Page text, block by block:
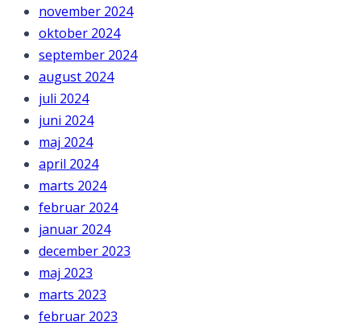
november 2024
oktober 2024
september 2024
august 2024
juli 2024
juni 2024
maj 2024
april 2024
marts 2024
februar 2024
januar 2024
december 2023
maj 2023
marts 2023
februar 2023